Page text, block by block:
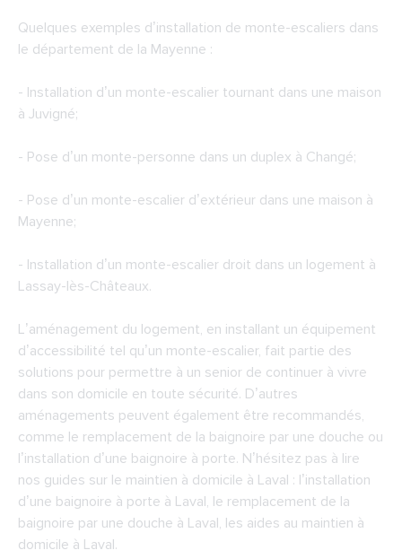
Quelques exemples d’installation de monte-escaliers dans
le département de la Mayenne :
- Installation d’un monte-escalier tournant dans une maison
à Juvigné;
- Pose d’un monte-personne dans un duplex à Changé;
- Pose d’un monte-escalier d’extérieur dans une maison à
Mayenne;
- Installation d’un monte-escalier droit dans un logement à
Lassay-lès-Châteaux.
L’aménagement du logement, en installant un équipement
d’accessibilité tel qu’un monte-escalier, fait partie des
solutions pour permettre à un senior de continuer à vivre
dans son domicile en toute sécurité. D’autres
aménagements peuvent également être recommandés,
comme le remplacement de la baignoire par une douche ou
l’installation d’une baignoire à porte. N’hésitez pas à lire
nos guides sur le maintien à domicile à Laval : l’installation
d’une baignoire à porte à Laval, le remplacement de la
baignoire par une douche à Laval, les aides au maintien à
domicile à Laval.